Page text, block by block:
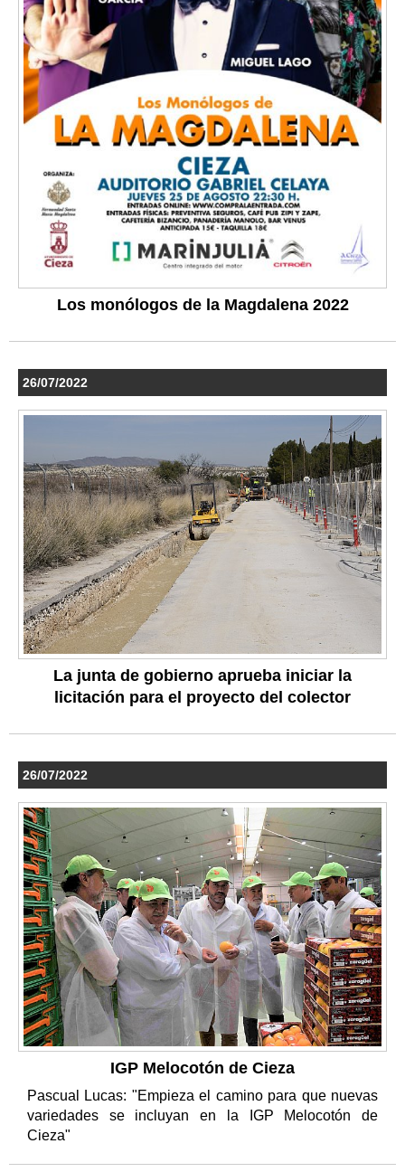
Los monólogos de la Magdalena 2022
26/07/2022
La junta de gobierno aprueba iniciar la
licitación para el proyecto del colector
26/07/2022
IGP Melocotón de Cieza
Pascual Lucas: "Empieza el camino para que nuevas
variedades se incluyan en la IGP Melocotón de
Cieza"